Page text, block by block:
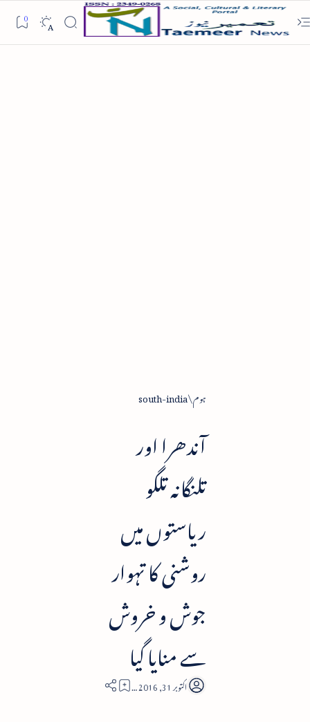
ہوم south-india
آندھرا اور
تلنگانہ تلگو
ریاستوں میں
روشنی کا تہوار
جوش و خروش
سے منایا گیا
2